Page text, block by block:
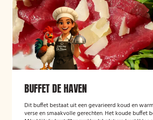
BUFFET DE HAVEN
Dit buffet bestaat uit een gevarieerd koud en
verse en smaakvolle gerechten. Het koude buffet